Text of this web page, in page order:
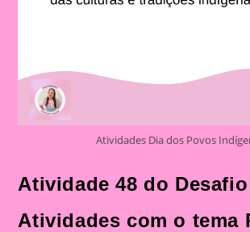
Atividades Dia dos Povos
Atividade 48 do Desafio
Atividades com o tema